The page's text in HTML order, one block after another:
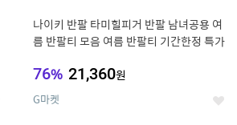
나이키 반팔 타미힐피거 반팔 남녀공용 여
름 반팔티 모음 여름 반팔티 기간한정 특가
76% 21,360원
G마켓 좋